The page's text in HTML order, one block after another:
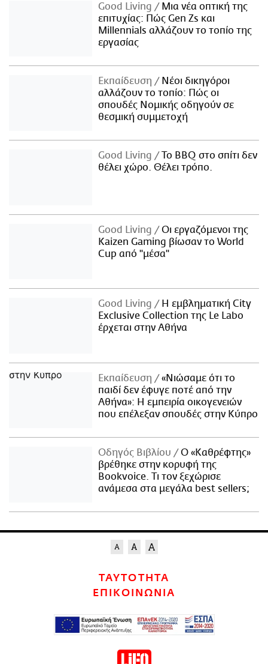
Good Living
Μια νέα οπτική της
επιτυχίας: Πώς Gen Zs και
Millennials αλλάζουν το τοπίο της
εργασίας
Εκπαίδευση
Νέοι δικηγόροι
αλλάζουν το τοπίο: Πώς οι
σπουδές Νομικής οδηγούν σε
θεσμική συμμετοχή
Good Living
Το BBQ στο σπίτι δεν
θέλει χώρο. Θέλει τρόπο.
Good Living
Οι εργαζόμενοι της
Kaizen Gaming βίωσαν το World
Cup από "μέσα"
Good Living
Η εμβληματική City
Exclusive Collection της Le Labo
έρχεται στην Αθήνα
Εκπαίδευση
«Νιώσαμε ότι το
παιδί δεν έφυγε ποτέ από την
Αθήνα»: Η εμπειρία οικογενειών
που επέλεξαν σπουδές στην Κύπρο
Οδηγός Βιβλίου
Ο «Καθρέφτης»
βρέθηκε στην κορυφή της
Bookvoice. Τι τον ξεχώρισε
ανάμεσα στα μεγάλα best sellers;
ΤΑΥΤΟΤΗΤΑ
ΕΠΙΚΟΙΝΩΝΙΑ